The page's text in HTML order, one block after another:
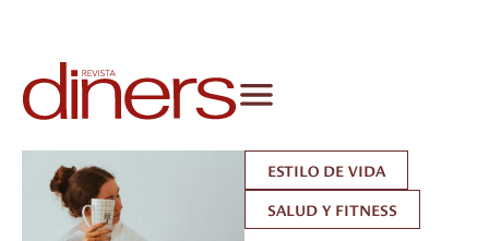
ESTILO DE VIDA
SALUD Y FITNESS